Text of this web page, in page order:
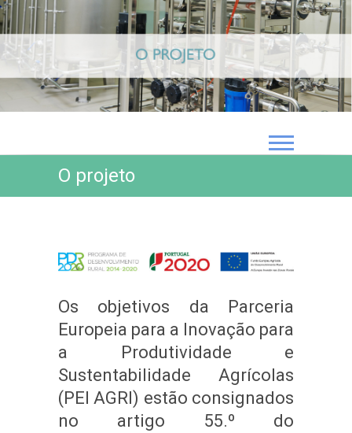
O projeto
Os objetivos da Parceria
Europeia para a Inovação para
a Produtividade e
Sustentabilidade Agrícolas
(PEI AGRI) estão consignados
no artigo 55.º do